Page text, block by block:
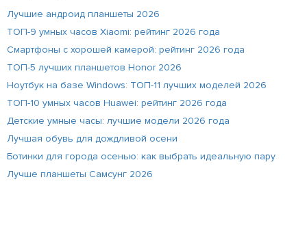
Лучшие андроид планшеты 2026
ТОП-9 умных часов Xiaomi: рейтинг 2026 года
Смартфоны с хорошей камерой: рейтинг 2026 года
ТОП-5 лучших планшетов Honor 2026
Ноутбук на базе Windows: ТОП-11 лучших моделей 2026
ТОП-10 умных часов Huawei: рейтинг 2026 года
Детские умные часы: лучшие модели 2026 года
Лучшая обувь для дождливой осени
Ботинки для города осенью: как выбрать идеальную пару
Лучше планшеты Самсунг 2026